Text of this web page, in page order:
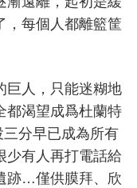
，每個人都離籃筐
巨人，只能迷糊地
都渴望成爲杜蘭特
三分早已成為所有
少有人再打電話給
跡…僅供膜拜、欣